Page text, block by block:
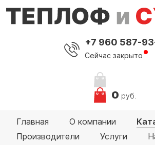
+7 960 587-
Сейчас закрыто
0 руб.
Главная О компании
Производители
Услуги